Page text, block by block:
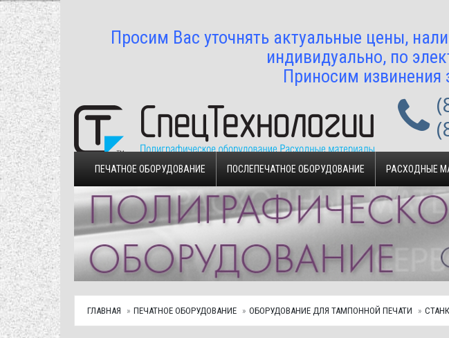
Просим Вас уточнять актуальные цены,
индивидуально, по
Приносим извинения
ПЕЧАТНОЕ ОБОРУДОВАНИЕ ПОСЛЕПЕЧАТНОЕ ОБОРУДОВАНИЕ РАСХОДНЫЕ
ГЛАВНАЯ ПЕЧАТНОЕ ОБОРУДОВАНИЕ ОБОРУДОВАНИЕ ДЛЯ ТАМПОННОЙ ПЕЧАТИ